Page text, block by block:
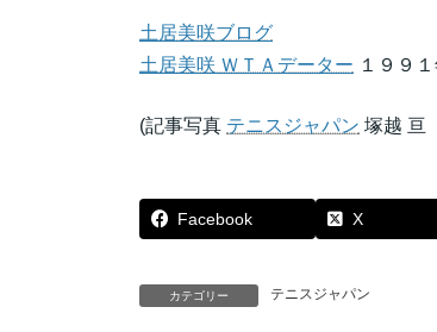
土居美咲ブログ
土居美咲 ＷＴＡデーター １９９
(記事写真 テニスジャパン 塚越 亘
Facebook X
カテゴリー テニスジャパン